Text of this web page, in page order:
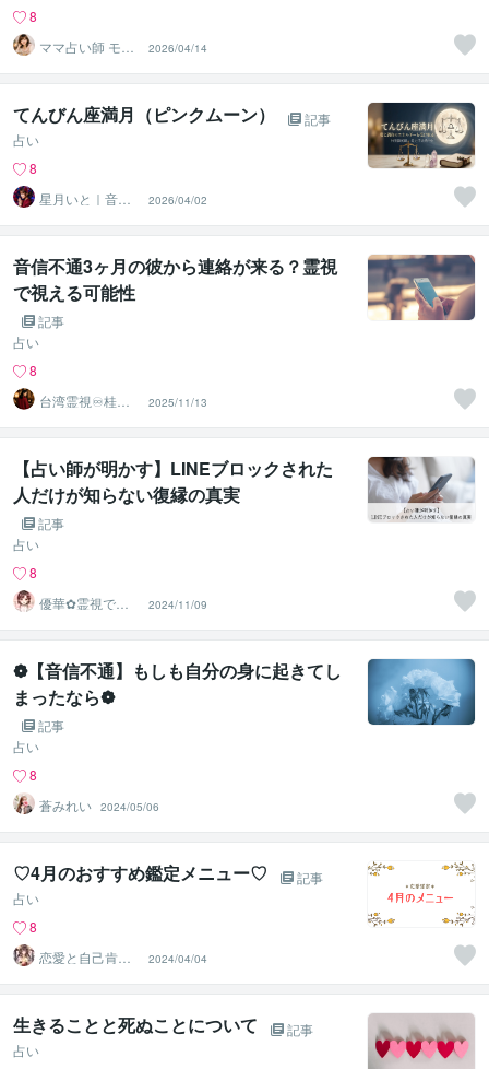
8
ママ占い師 モモ
たろっと
2026/04/14
てんびん座満月（ピンクムーン）
記事
占い
8
星月いと｜音信
不通・ブロッ
ク・復縁
2026/04/02
音信不通3ヶ月の彼から連絡が来る？霊視
で視える可能性
記事
占い
8
台湾霊視♾️桂花
（けいか）
2025/11/13
【占い師が明かす】LINEブロックされた
人だけが知らない復縁の真実
記事
占い
8
優華✿霊視で導
く癒やしの恋占
い師
2024/11/09
❁【音信不通】もしも自分の身に起きてし
まったなら❁
記事
占い
8
蒼みれい 2024/05/06
♡4月のおすすめ鑑定メニュー♡
記事
占い
8
恋愛と自己肯定
感を整える龍神
鑑定師＊なお
2024/04/04
生きることと死ぬことについて
記事
占い